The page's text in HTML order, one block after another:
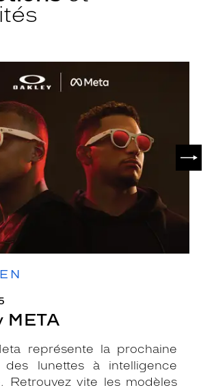
META
représente la prochaine
des lunettes à intelligence
Retrouvez vite les modèles